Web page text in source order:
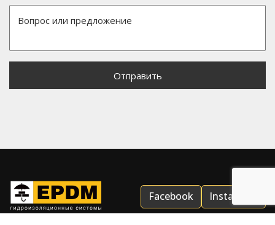
Facebook Instagram